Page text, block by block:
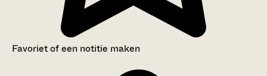
Favoriet of een notitie maken